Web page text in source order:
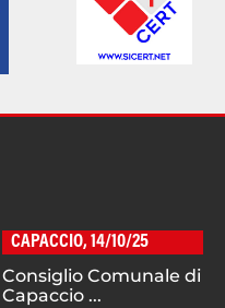
CAPACCIO, 14/10/25
Consiglio Comunale di
Capaccio ...